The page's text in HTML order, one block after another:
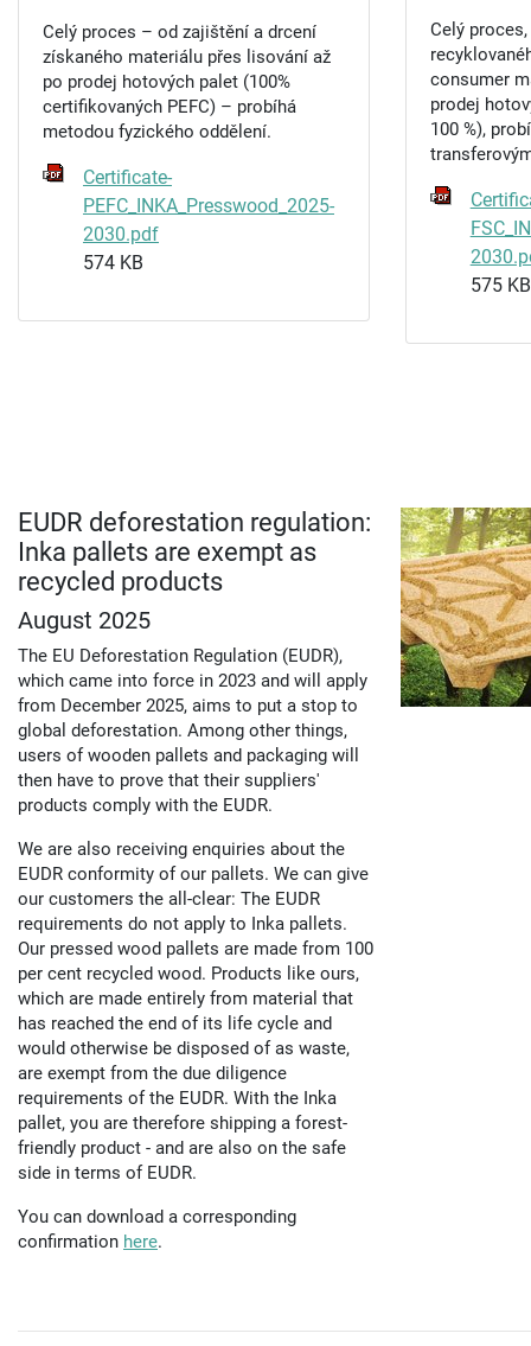
Celý proces – od zajištění a drcení
získaného materiálu přes lisování až
po prodej hotových palet (100%
certifikovaných PEFC) – probíhá
metodou fyzického oddělení.
Certificate-
PEFC_INKA_Presswood_2025-
2030.pdf
574 KB
Celý
consumer
prodej
100 %),
575 KB
EUDR deforestation regulation:
Inka pallets are exempt as
recycled products
August 2025
The EU Deforestation Regulation (EUDR),
which came into force in 2023 and will apply
from December 2025, aims to put a stop to
global deforestation. Among other things,
users of wooden pallets and packaging will
then have to prove that their suppliers'
products comply with the EUDR.
We are also receiving enquiries about the
EUDR conformity of our pallets. We can give
our customers the all-clear: The EUDR
requirements do not apply to Inka pallets.
Our pressed wood pallets are made from 100
per cent recycled wood. Products like ours,
which are made entirely from material that
has reached the end of its life cycle and
would otherwise be disposed of as waste,
are exempt from the due diligence
requirements of the EUDR. With the Inka
pallet, you are therefore shipping a forest-
friendly product - and are also on the safe
side in terms of EUDR.
You can download a corresponding
confirmation here.